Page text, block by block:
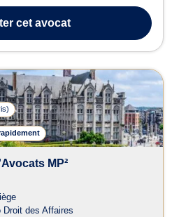
en cas de litige avec un agent, un
cet avocat
)
MP²
Droit des Affaires